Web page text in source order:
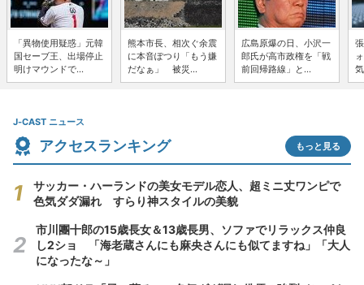
「異物使用疑惑」元韓
国セーブ王、出場停止
明けマウンドで...
熊本市長、相次ぐ余震
に本音ぽつり「もう嫌
だなぁ」 被災...
広島原爆の日、小沢一
郎氏が高市政権を「戦
前回帰路線」と...
J-CAST ニュース
アクセスランキング もっと見る
サッカー・ハーランドの美女モデル恋人、超ミニ丈ワンピで
色気ダダ漏れ すらり神スタイルの美貌
市川團十郎の15歳長女＆13歳長男、ソファでリラックス仲良
し2ショ 「海老蔵さんにも麻央さんにも似てますね」「大人
になったな～」